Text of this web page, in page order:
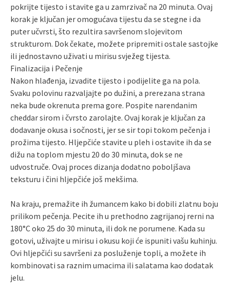
pokrijte tijesto i stavite ga u zamrzivač na 20 minuta. Ovaj
korak je ključan jer omogućava tijestu da se stegne i da
puter učvrsti, što rezultira savršenom slojevitom
strukturom. Dok čekate, možete pripremiti ostale sastojke
ili jednostavno uživati u mirisu svježeg tijesta.
Finalizacija i Pečenje
Nakon hlađenja, izvadite tijesto i podijelite ga na pola.
Svaku polovinu razvaljajte po dužini, a prerezana strana
neka bude okrenuta prema gore. Pospite narendanim
cheddar sirom i čvrsto zarolajte. Ovaj korak je ključan za
dodavanje okusa i sočnosti, jer se sir topi tokom pečenja i
prožima tijesto. Hljepčiće stavite u pleh i ostavite ih da se
dižu na toplom mjestu 20 do 30 minuta, dok se ne
udvostruče. Ovaj proces dizanja dodatno poboljšava
teksturu i čini hljepčiće još mekšima.
Na kraju, premažite ih žumancem kako bi dobili zlatnu boju
prilikom pečenja. Pecite ih u prethodno zagrijanoj rerni na
180°C oko 25 do 30 minuta, ili dok ne porumene. Kada su
gotovi, uživajte u mirisu i okusu koji će ispuniti vašu kuhinju.
Ovi hljepčići su savršeni za posluženje topli, a možete ih
kombinovati sa raznim umacima ili salatama kao dodatak
jelu.